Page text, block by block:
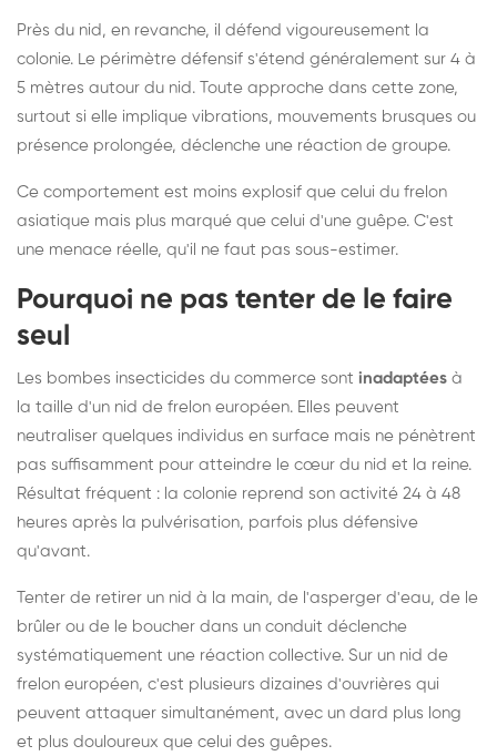
Près du nid, en revanche, il défend vigoureusement la
colonie. Le périmètre défensif s'étend généralement sur 4 à
5 mètres autour du nid. Toute approche dans cette zone,
surtout si elle implique vibrations, mouvements brusques ou
présence prolongée, déclenche une réaction de groupe.
Ce comportement est moins explosif que celui du frelon
asiatique mais plus marqué que celui d'une guêpe. C'est
une menace réelle, qu'il ne faut pas sous-estimer.
Pourquoi ne pas tenter de le faire
seul
Les bombes insecticides du commerce sont inadaptées à
la taille d'un nid de frelon européen. Elles peuvent
neutraliser quelques individus en surface mais ne pénètrent
pas suffisamment pour atteindre le cœur du nid et la reine.
Résultat fréquent : la colonie reprend son activité 24 à 48
heures après la pulvérisation, parfois plus défensive
qu'avant.
Tenter de retirer un nid à la main, de l'asperger d'eau, de le
brûler ou de le boucher dans un conduit déclenche
systématiquement une réaction collective. Sur un nid de
frelon européen, c'est plusieurs dizaines d'ouvrières qui
peuvent attaquer simultanément, avec un dard plus long
et plus douloureux que celui des guêpes.